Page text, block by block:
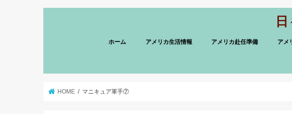
ホーム アメリカ生活情報 アメリカ赴任準備 アメ
HOME マニキュア軍手⑦